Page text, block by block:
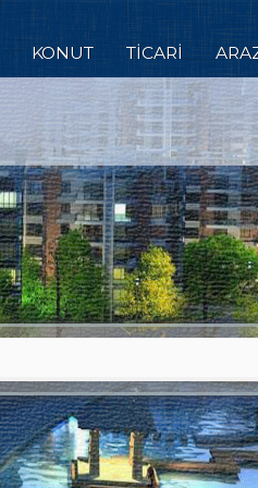
KONUT TİCARİ